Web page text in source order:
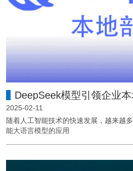
DeepSeek模型引领企业
2025-02-11
随着人工智能技术的快速发展，越来越
能大语言模型的应用